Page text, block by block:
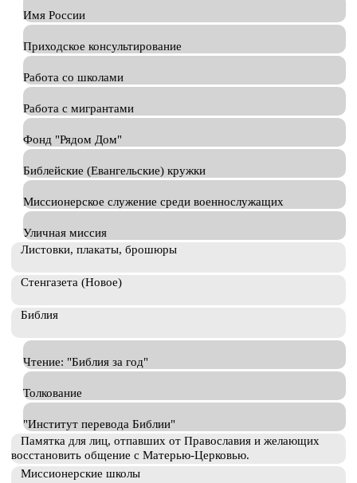
Имя России
Приходское консультирование
Работа со школами
Работа с мигрантами
Фонд "Рядом Дом"
Библейские (Евангельские) кружки
Миссионерское служение среди военнослужащих
Уличная миссия
Листовки, плакаты, брошюры
Стенгазета (Новое)
Библия
Чтение: "Библия за год"
Толкование
"Институт перевода Библии"
Памятка для лиц, отпавших от Православия и желающих
восстановить общение с Матерью-Церковью.
Миссионерские школы